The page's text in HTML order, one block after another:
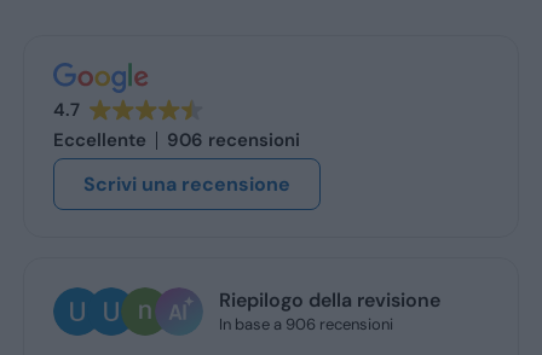
4.7
Eccellente
906 recensioni
Scrivi una recensione
Riepilogo della revisione
In base a 906 recensioni